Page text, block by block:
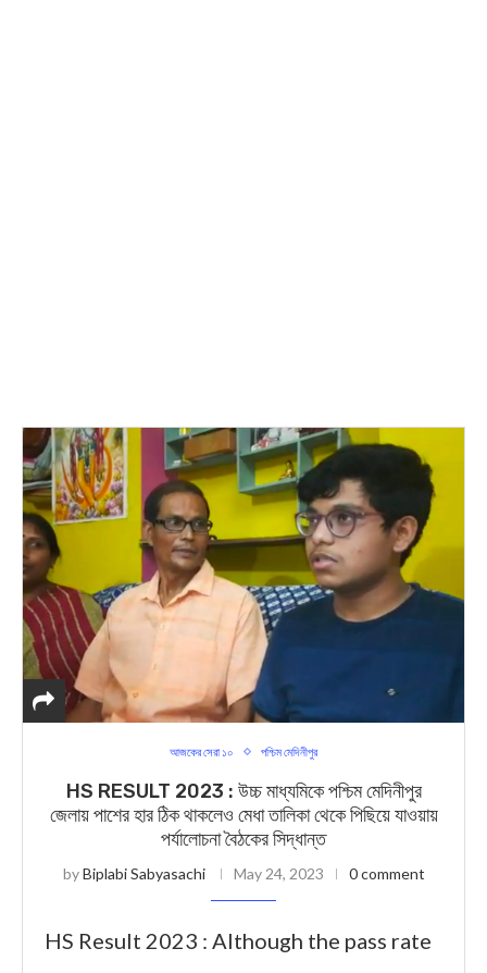
আজকের সেরা ১০ পশ্চিম মেদিনীপুর
HS RESULT 2023 : উচ্চ মাধ্যমিকে পশ্চিম মেদিনীপুর
জেলায় পাশের হার ঠিক থাকলেও মেধা তালিকা থেকে পিছিয়ে যাওয়ায়
পর্যালোচনা বৈঠকের সিদ্ধান্ত
byBiplabi Sabyasachi May 24, 2023 0 comment
HS Result 2023 : Although the pass rate